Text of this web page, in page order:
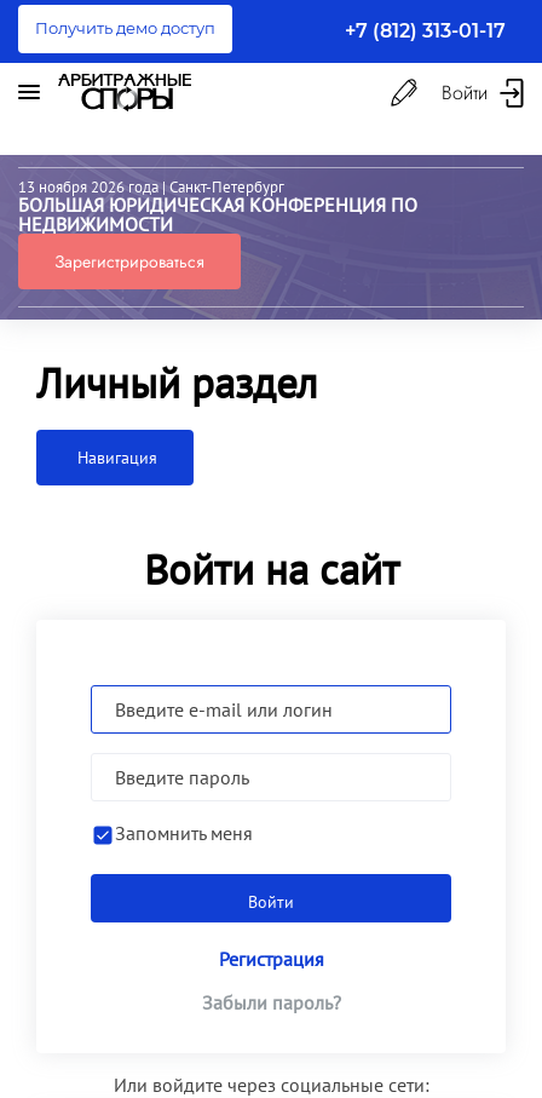
Получить демо доступ +7 (812) 313-01-17
Войти
13 ноября 2026 года | Санкт-Петербург
БОЛЬШАЯ ЮРИДИЧЕСКАЯ КОНФЕРЕНЦИЯ ПО
НЕДВИЖИМОСТИ
Зарегистрироваться
Личный раздел
Навигация
Войти на сайт
Запомнить меня
Регистрация
Забыли пароль?
Или войдите через социальные сети: